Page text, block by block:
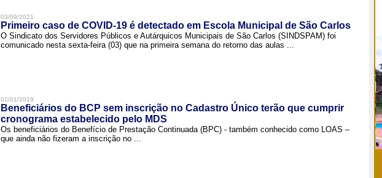
03/09/2021
Primeiro caso de COVID-19 é detectado em Escola Municipal de São Carlos
O Sindicato dos Servidores Públicos e Autárquicos Municipais de São Carlos (SINDSPAM) foi
comunicado nesta sexta-feira (03) que na primeira semana do retorno das aulas ...
02/01/2019
Beneficiários do BCP sem inscrição no Cadastro Único terão que cumprir
cronograma estabelecido pelo MDS
Os beneficiários do Benefício de Prestação Continuada (BPC) - também conhecido como LOAS –
que ainda não fizeram a inscrição no ...